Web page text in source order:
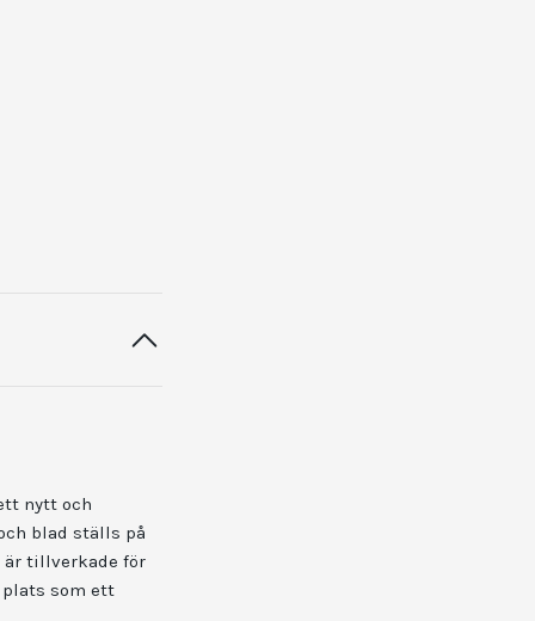
nytt och
blad ställs på
är tillverkade för
plats som ett